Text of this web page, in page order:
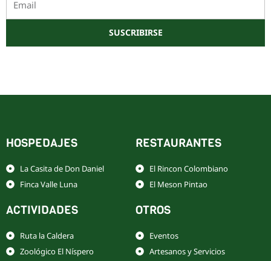
SUSCRIBIRSE
HOSPEDAJES
La Casita de Don Daniel
Finca Valle Luna
RESTAURANTES
El Rincon Colombiano
El Meson Pintao
ACTIVIDADES
Ruta la Caldera
Zoológico El Níspero
OTROS
Eventos
Artesanos y Servicios